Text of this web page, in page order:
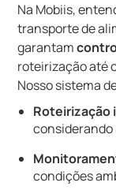
Na Mobiis,
transporte de
garantam
roteirização até
Nosso sistema
condições